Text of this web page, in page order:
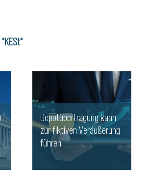
"KESt"
Depotübertragung kann
zur fiktiven Veräußerung
führen